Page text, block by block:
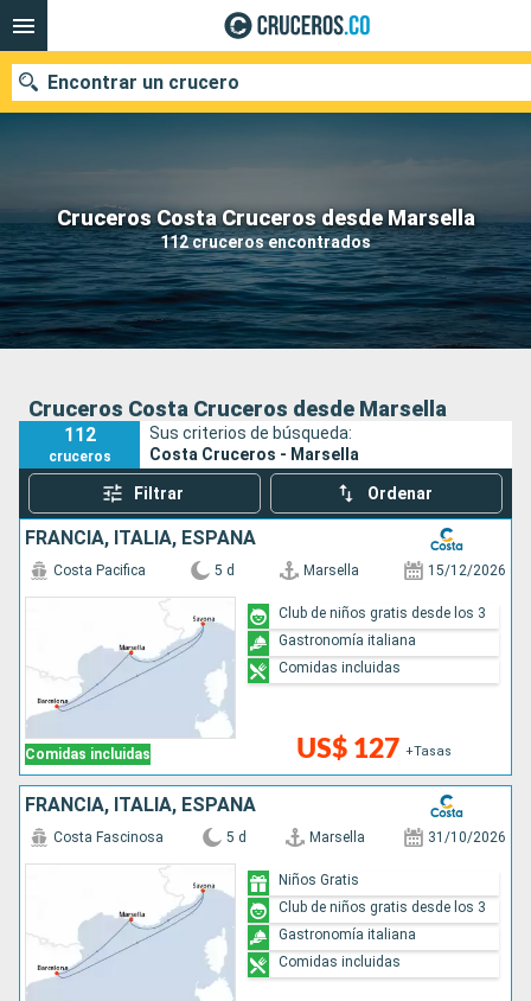
Cruceros Costa Cruceros desde Marsella
112 cruceros encontrados
Encontrar un crucero
Fecha de salida
Buscar
Cruceros Costa Cruceros desde Marsella
112
cruceros
Sus criterios de búsqueda:
Costa Cruceros - Marsella
Filtrar Ordenar
FRANCIA, ITALIA, ESPAÑA
Comidas incluidas
Costa Pacifica 5 d Marsella 15/12/2026
US$ 127 +Tasas
Club de niños gratis desde los 3
Gastronomía italiana
Comidas incluidas
FRANCIA, ITALIA, ESPAÑA
Costa Fascinosa 5 d Marsella 31/10/2026
Niños Gratis
Club de niños gratis desde los 3
Gastronomía italiana
Comidas incluidas